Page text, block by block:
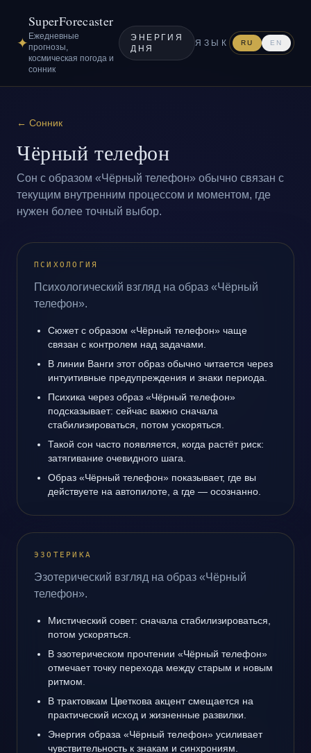
✦
SuperForecaster
Ежедневные
прогнозы,
космическая погода и
сонник
ЭНЕРГИЯ
ДНЯ
ЯЗЫК RU EN
← Сонник
Чёрный телефон
Сон с образом «Чёрный телефон» обычно связан с
текущим внутренним процессом и моментом, где
нужен более точный выбор.
ПСИХОЛОГИЯ
Психологический взгляд на образ «Чёрный
телефон».
Сюжет с образом «Чёрный телефон» чаще
связан с контролем над задачами.
В линии Ванги этот образ обычно читается через
интуитивные предупреждения и знаки периода.
Психика через образ «Чёрный телефон»
подсказывает: сейчас важно сначала
стабилизироваться, потом ускоряться.
Такой сон часто появляется, когда растёт риск:
затягивание очевидного шага.
Образ «Чёрный телефон» показывает, где вы
действуете на автопилоте, а где — осознанно.
ЭЗОТЕРИКА
Эзотерический взгляд на образ «Чёрный
телефон».
Мистический совет: сначала стабилизироваться,
потом ускоряться.
В эзотерическом прочтении «Чёрный телефон»
отмечает точку перехода между старым и новым
ритмом.
В трактовкам Цветкова акцент смещается на
практический исход и жизненные развилки.
Энергия образа «Чёрный телефон» усиливает
чувствительность к знакам и синхрониям.